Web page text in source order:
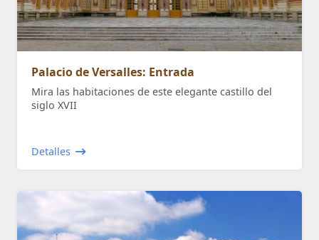
Palacio de Versalles: Entrada
Mira las habitaciones de este elegante castillo del
siglo XVII
Detalles